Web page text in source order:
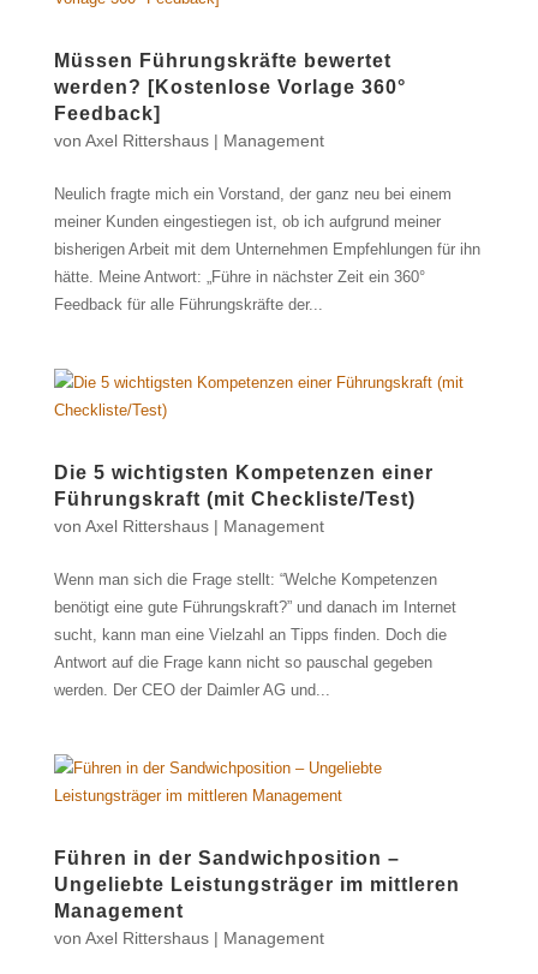
Müssen Führungskräfte bewertet
werden? [Kostenlose Vorlage 360°
Feedback]
von Axel Rittershaus| Management
Neulich fragte mich ein Vorstand, der ganz neu bei einem
meiner Kunden eingestiegen ist, ob ich aufgrund meiner
bisherigen Arbeit mit dem Unternehmen Empfehlungen für ihn
hätte. Meine Antwort: „Führe in nächster Zeit ein 360°
Feedback für alle Führungskräfte der...
Die 5 wichtigsten Kompetenzen einer
Führungskraft (mit Checkliste/Test)
von Axel Rittershaus| Management
Wenn man sich die Frage stellt: “Welche Kompetenzen
benötigt eine gute Führungskraft?” und danach im Internet
sucht, kann man eine Vielzahl an Tipps finden. Doch die
Antwort auf die Frage kann nicht so pauschal gegeben
werden. Der CEO der Daimler AG und...
Führen in der Sandwichposition –
Ungeliebte Leistungsträger im mittleren
Management
von Axel Rittershaus| Management